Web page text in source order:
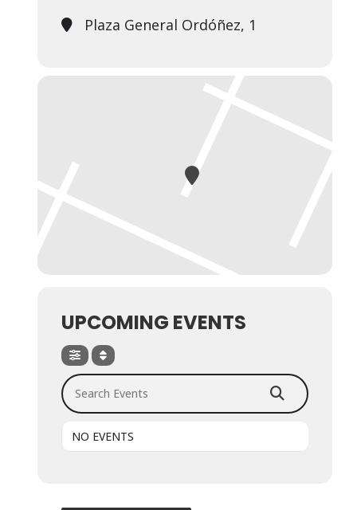
Plaza General Ordóñez, 1
UPCOMING EVENTS
Search Events
NO EVENTS